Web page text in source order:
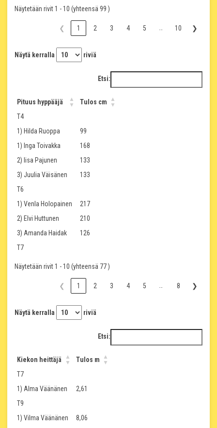
Näytetään rivit 1 - 10 (yhteensä 99 )
❮ 1 2 3 4 5 10 ❯
Näytä kerralla riviä
Etsi:
Pituus hyppääjä
Tulos cm
T4
1) Hilda Ruoppa
99
1) Inga Toivakka
168
2) Iisa Pajunen
133
3) Juulia Väisänen
133
T6
1) Venla Holopainen
217
2) Elvi Huttunen
210
3) Amanda Haidak
126
T7
Näytetään rivit 1 - 10 (yhteensä 77 )
❮ 1 2 3 4 5 8 ❯
Näytä kerralla riviä
Etsi:
Kiekon heittäjä
Tulos m
T7
1) Alma Väänänen
2,61
T9
1) Vilma Väänänen
8,06